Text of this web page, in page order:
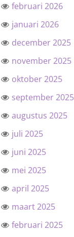
februari 2026
januari 2026
december 2025
november 2025
oktober 2025
september 2025
augustus 2025
juli 2025
juni 2025
mei 2025
april 2025
maart 2025
februari 2025